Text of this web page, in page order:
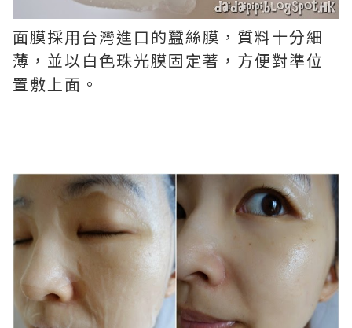
面膜採用台灣進口的蠶絲膜，質料十分細
薄，並以白色珠光膜固定著，方便對準位
置敷上面。